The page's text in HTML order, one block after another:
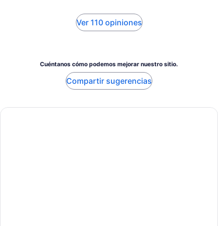
she took the time to answer all our questions, no matter how
detailed. Beyond just facts and figures, Oxana shared
personal anecdotes and local insights that added a unique
recommended!
Ver 110 opiniones
Cuéntanos cómo podemos mejorar nuestro sitio.
Compartir sugerencias